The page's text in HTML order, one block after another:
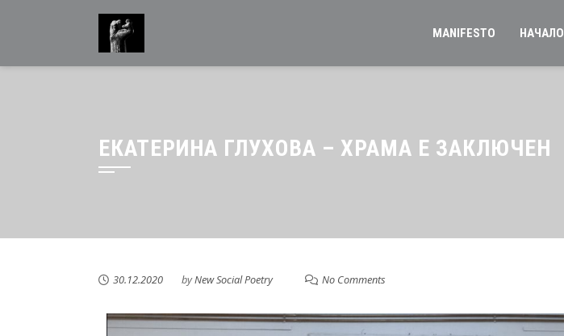
MANIFESTO НАЧАЛО
ЕКАТЕРИНА ГЛУХОВА – ХРАМА Е ЗАКЛЮЧЕН
30.12.2020 byNew Social Poetry No Comments